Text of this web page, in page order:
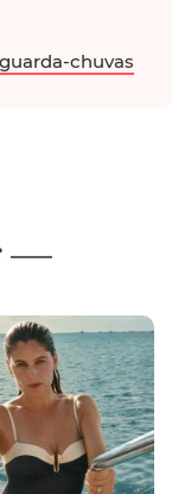
chuvas